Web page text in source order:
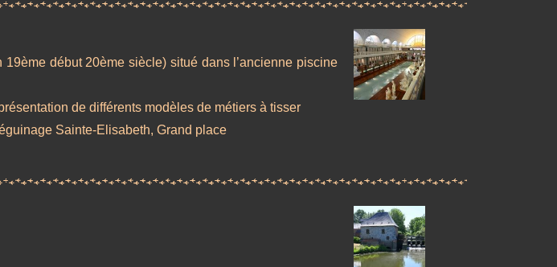
19ème début 20ème siècle) situé dans l’ancienne piscine
de différents modèles de métiers à tisser
Sainte-Elisabeth, Grand place